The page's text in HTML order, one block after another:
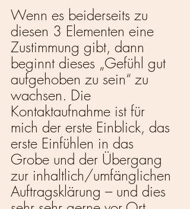
Wenn es beiderseits zu
diesen 3 Elementen eine
Zustimmung gibt, dann
beginnt dieses „Gefühl gut
aufgehoben zu sein“ zu
wachsen. Die
Kontaktaufnahme ist für
mich der erste Einblick, das
erste Einfühlen in das
Grobe und der Übergang
zur inhaltlich/umfänglichen
Auftragsklärung – und dies